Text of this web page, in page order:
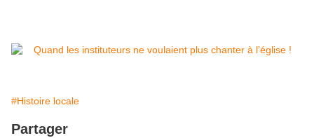
#Histoire locale
Partager